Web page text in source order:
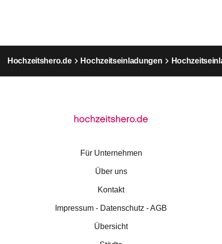
Hochzeitshero.de Hochzeitseinladungen
Für Unternehmen
Über uns
Kontakt
Impressum - Datenschutz - AGB
Übersicht